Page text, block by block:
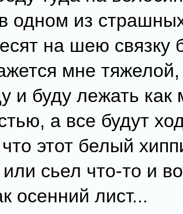
одном из
на шею связку
мне
и буду лежать
а все будут
этот белый
сьел что-то и
осенний лист...